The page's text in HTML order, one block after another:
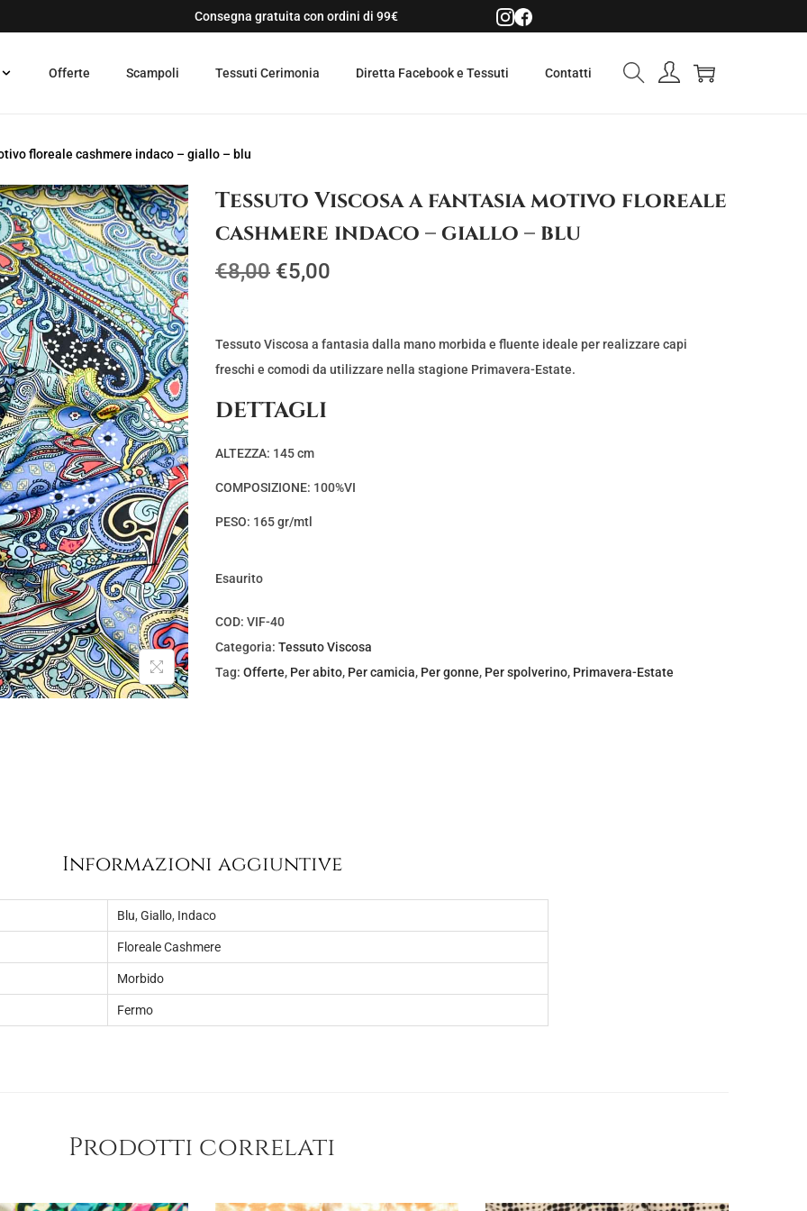
Consegna gratuita con ordini di 99€
Offerte Scampoli Tessuti Cerimonia Diretta Facebook e Tessuti Contatti
floreale cashmere indaco – giallo – blu
Tessuto Viscosa a fantasia motivo floreale
cashmere indaco – giallo – blu
€8,00 I
r
e
z
z
o
r
i
a
l
e
0
0
.
€5,00
r
e
t
è
:
Tessuto Viscosa a fantasia dalla mano morbida e fluente ideale per realizzare capi
freschi e comodi da utilizzare nella stagione Primavera-Estate.
DETTAGLI
ALTEZZA: 145 cm
COMPOSIZIONE: 100%VI
PESO: 165 gr/mtl
Esaurito
COD: VIF-40
Categoria: Tessuto Viscosa
Tag: Offerte, Per abito, Per camicia, Per gonne, Per spolverino, Primavera-Estate
Informazioni aggiuntive
Blu, Giallo, Indaco
Floreale Cashmere
Morbido
Fermo
Prodotti correlati